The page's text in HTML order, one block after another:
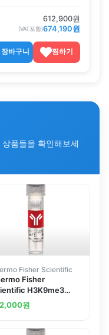
612,900원
(VAT포함)674,190원
장바구니 찜하기
품들을 확인해보세
Fisher Scientific
Fisher
H3K9me3
Antibody
원